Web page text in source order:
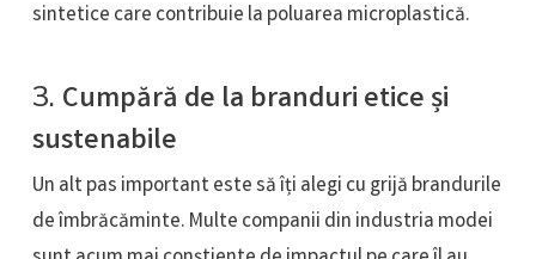
sintetice care contribuie la poluarea microplastică.
3. Cumpără de la branduri etice și
sustenabile
Un alt pas important este să îți alegi cu grijă brandurile
de îmbrăcăminte. Multe companii din industria modei